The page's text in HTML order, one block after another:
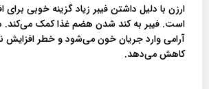
ارزن با دلیل داشتن فیبر زیاد گزینه خوبی برای
است. فیبر به کند شدن هضم غذا کمک می‌کند.
آرامی وارد جریان خون می‌شود و خطر افزایش
کاهش می‌دهد.